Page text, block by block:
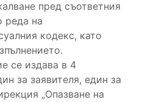
пред съответния
реда на
кодекс, като
се издава в 4
за заявителя, един за
„Опазване на